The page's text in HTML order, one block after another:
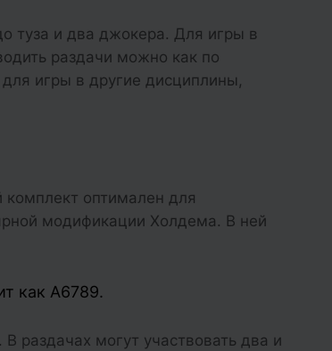
туза и два джокера. Для игры в
раздачи можно как по
игры в другие дисциплины,
комплект оптимален для
модификации Холдема. В ней
как А6789.
раздачах могут участвовать два и